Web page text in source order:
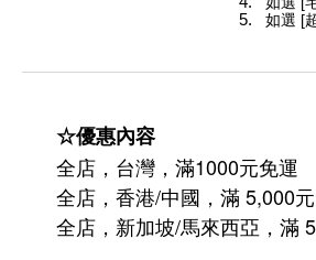
如選 [
☆優惠內容
全店，台灣，滿1000元免運
全店，香港/中國，滿 5,000
全店，新加坡/馬來西亞，滿